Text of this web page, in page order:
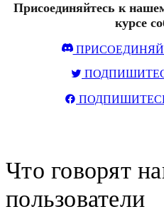
Присоединяйтесь к
курсе
ПОДПИШИТЕСЬ
Что говорят
пользователи